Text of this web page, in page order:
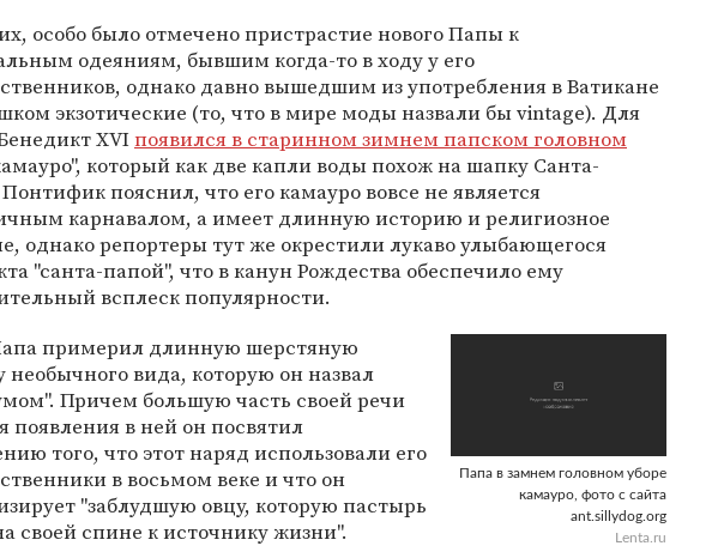
особо было отмечено пристрастие нового Папы к
одеяниям, бывшим когда-то в ходу у его
однако давно вышедшим из употребления в Ватикане
экзотические (то, что в мире моды назвали бы vintage). Для
XVIпоявился в старинном зимнем папском головном
который как две капли воды похож на шапку Санта-
пояснил, что его камауро вовсе не является
карнавалом, а имеет длинную историю и религиозное
однако репортеры тут же окрестили лукаво улыбающегося
"санта-папой", что в канун Рождества обеспечило ему
всплеск популярности.
Папа в замнем головном уборе
камауро, фото с сайта
ant.sillydog.org
Lenta.ru
примерил длинную шерстяную
необычного вида, которую он назвал
Причем большую часть своей речи
появления в ней он посвятил
того, что этот наряд использовали его
в восьмом веке и что он
"заблудшую овцу, которую пастырь
своей спине к источнику жизни".